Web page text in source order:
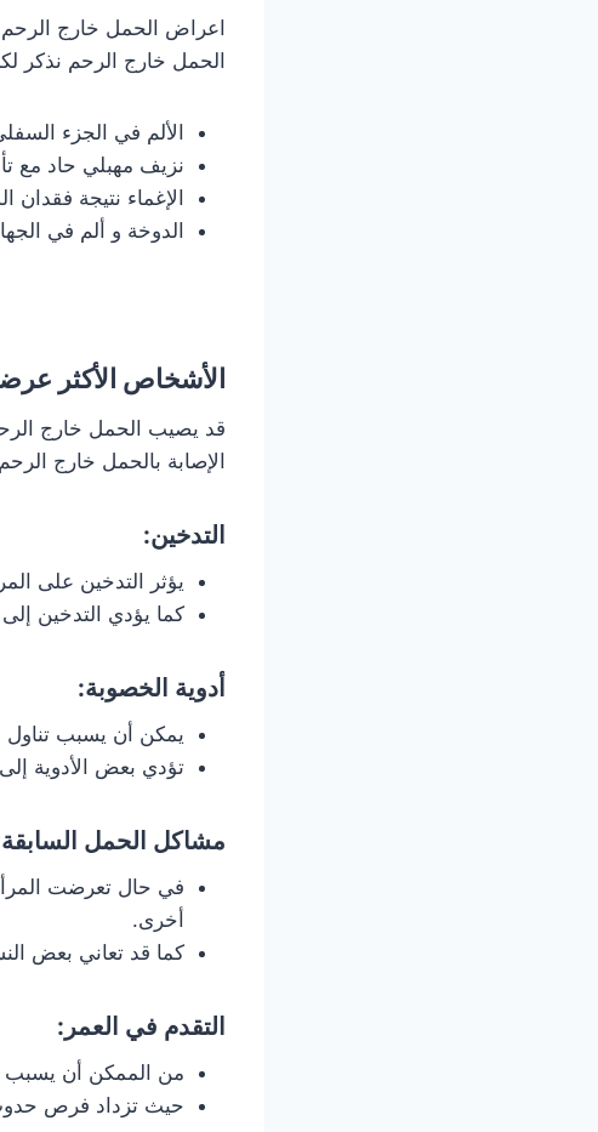
اعراض الحمل خارج
الحمل خارج الرحم نذكر
الألم في الجزء
نزيف مهبلي حاد مع
الإغماء نتيجة فقدان
الدوخة و ألم في
الأشخاص الأكثر
قد يصيب الحمل خارج
الإصابة بالحمل خارج
التدخين:
يؤثر التدخين على
كما يؤدي التدخين
أدوية الخصوبة:
يمكن أن يسبب تناول
تؤدي بعض الأدوية
مشاكل الحمل
في حال تعرضت
أخرى.
كما قد تعاني بعض
التقدم في العمر:
من الممكن أن يسبب
حيث تزداد فرص حدوث